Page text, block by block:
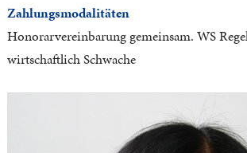
Zahlungsmodalitäten
Honorarvereinbarung gemeinsam. WS
wirtschaftlich Schwache